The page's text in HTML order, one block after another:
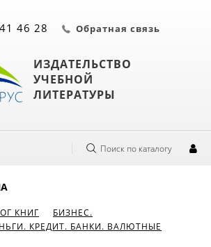
ИЗДАТЕЛЬСТВО
УЧЕБНОЙ
ЛИТЕРАТУРЫ
46 28 Обратная связь
Поиск по каталогу
КНИГ
БИЗНЕС.
КРЕДИТ. БАНКИ. ВАЛЮТНЫЕ